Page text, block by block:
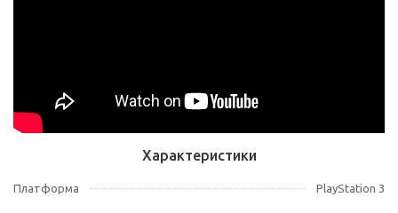
Характеристики
Платформа PlayStation 3